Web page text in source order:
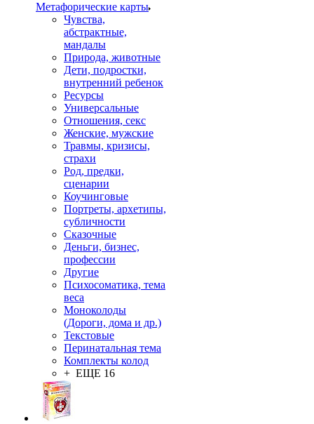
Mетафорические карты
Чувства,
абстрактные,
мандалы
Природа, животные
Дети, подростки,
внутренний ребенок
Ресурсы
Универсальные
Отношения, секс
Женские, мужские
Травмы, кризисы,
страхи
Род, предки,
сценарии
Коучинговые
Портреты, архетипы,
субличности
Сказочные
Деньги, бизнес,
профессии
Другие
Психосоматика, тема
веса
Моноколоды
(Дороги, дома и др.)
Текстовые
Перинатальная тема
Комплекты колод
+ ЕЩЕ 16